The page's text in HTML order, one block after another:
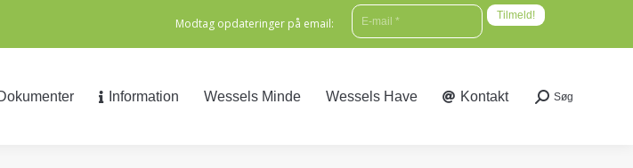
Modtag opdateringer på email:
E-mail*
Information Wessels Minde Wessels Have Kontakt Search:
Søg
Wessels Have Kontakt Search: